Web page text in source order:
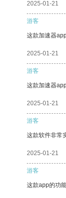
2025-01-21
游客
这款加速器
2025-01-21
游客
这款加速器
2025-01-21
游客
这款软件非常
2025-01-21
游客
这款app的功